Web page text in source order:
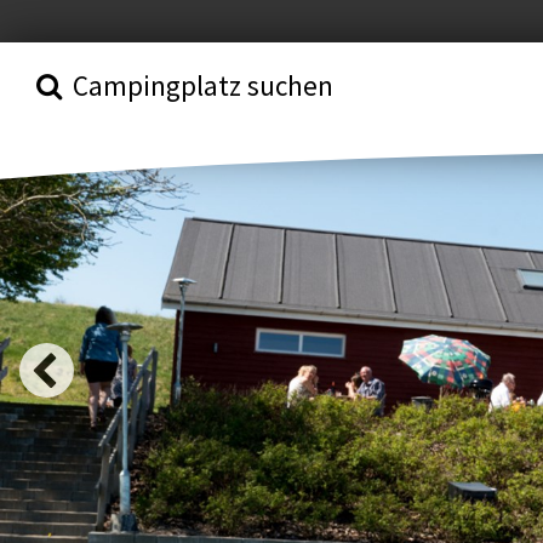
Campingplatz suchen